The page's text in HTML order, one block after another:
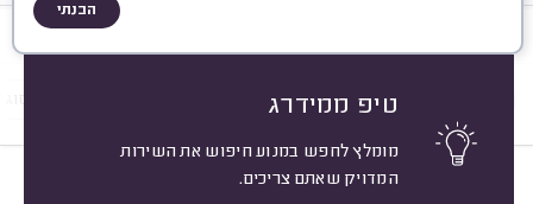
הבנתי
טיפ ממידרג
מומלץ לחפש במנוע חיפוש את השירות
המדויק שאתם צריכים.
גור או כלב בוגר סוג
אורי שטימברג, תל אביב.